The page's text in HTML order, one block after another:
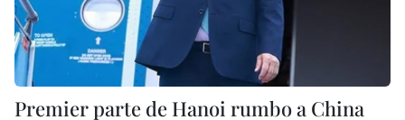
Premier parte de Hanoi rumbo a China